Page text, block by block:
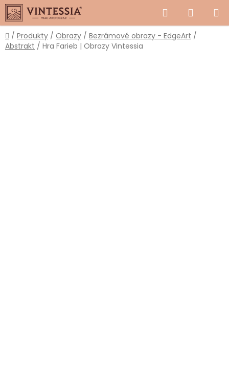
Prejsť
na
obsah
Hľadať
KOŠÍK
Domov
/ Produkty / Obrazy / Bezrámové obrazy - EdgeArt /
Abstrakt / Hra Farieb | Obrazy Vintessia